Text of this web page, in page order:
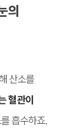
의
산소를
혈관이
흡수하죠.